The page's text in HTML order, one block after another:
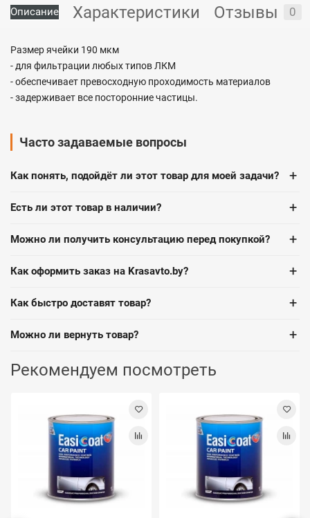
Описание Характеристики Отзывы 0
Размер ячейки 190 мкм
- для фильтрации любых типов ЛКМ
- обеспечивает превосходную проходимость материалов
- задерживает все посторонние частицы.
Часто задаваемые вопросы
Как понять, подойдёт ли этот товар для моей задачи? +
Есть ли этот товар в наличии? +
Можно ли получить консультацию перед покупкой? +
Как оформить заказ на Krasavto.by? +
Как быстро доставят товар? +
Можно ли вернуть товар? +
Рекомендуем посмотреть